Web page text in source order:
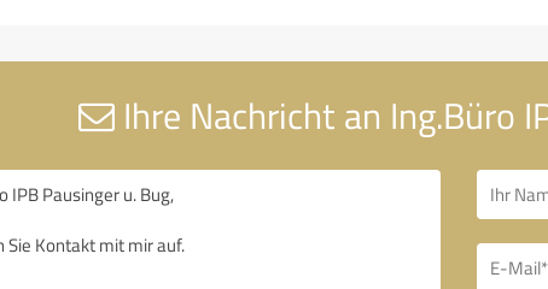
Ihre Nachricht an Ing.Büro